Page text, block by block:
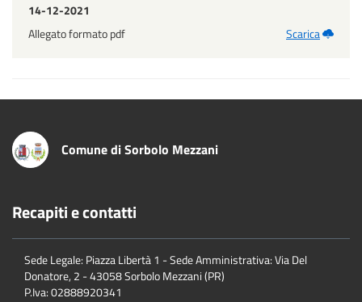
14-12-2021
Allegato formato pdf
Scarica
Comune di Sorbolo Mezzani
Recapiti e contatti
Sede Legale: Piazza Libertà 1 - Sede Amministrativa: Via Del
Donatore, 2 - 43058 Sorbolo Mezzani (PR)
P.Iva:02888920341